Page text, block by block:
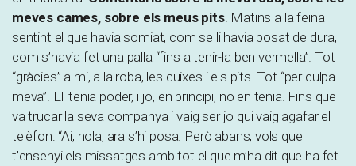
meves cames, sobre els meus pits. Matins a la feina
sentint el que havia somiat, com se li havia posat de dura,
com s’havia fet una palla “fins a tenir-la ben vermella”. Tot
“gràcies” a mi, a la roba, les cuixes i els pits. Tot “per culpa
meva”. Ell tenia poder, i jo, en principi, no en tenia. Fins que
va trucar la seva companya i vaig ser jo qui vaig agafar el
telèfon: “Ai, hola, ara s’hi posa. Però abans, vols que
t’ensenyi els missatges amb tot el que m’ha dit que ha fet